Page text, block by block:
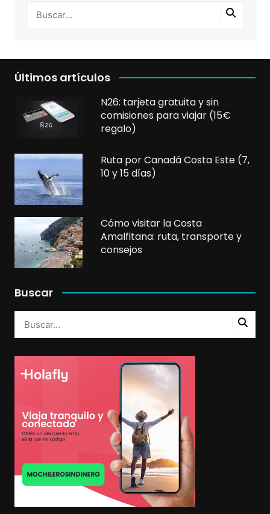
Últimos artículos
N26: tarjeta gratuita y sin
comisiones para viajar (15€
regalo)
Ruta por Canadá Costa Este (7,
10 y 15 días)
Cómo visitar la Costa
Amalfitana: ruta, transporte y
consejos
Buscar